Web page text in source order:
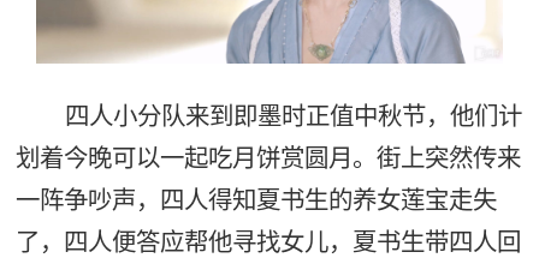
四人小分队来到即墨时正值中秋节，他们计
划着今晚可以一起吃月饼赏圆月。街上突然传来
一阵争吵声，四人得知夏书生的养女莲宝走失
了，四人便答应帮他寻找女儿，夏书生带四人回